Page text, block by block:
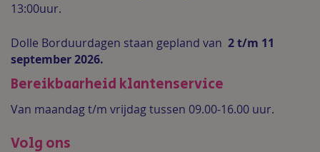
13:00uur.
Dolle Borduurdagen staan gepland van 2 t/m 11
september 2026.
Bereikbaarheid klantenservice
Van maandag t/m vrijdag tussen 09.00-16.00 uur.
Volg ons